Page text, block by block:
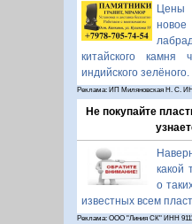
Цены
китайского камня
индийского зелёного.
Реклама: ИП Миляновская Н. С.
Не покупайте
какой
о
известных всем
Реклама: ООО "Линия СК" ИНН